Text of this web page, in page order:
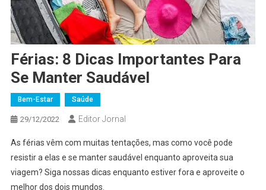
Férias: 8 Dicas Importantes Para
Se Manter Saudável
Bem-Estar Saúde
29/12/2022 Editor Jornal
As férias vêm com muitas tentações, mas como você pode
resistir a elas e se manter saudável enquanto aproveita sua
viagem? Siga nossas dicas enquanto estiver fora e aproveite o
melhor dos dois mundos.